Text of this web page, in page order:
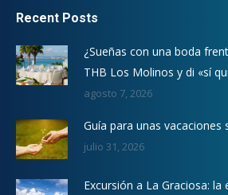
Recent Posts
¿Sueñas con una boda
THB Los Molinos y di «sí
agosto 7, 2026
Guía para unas vacaciones
julio 31, 2026
Excursión a La Graciosa: la